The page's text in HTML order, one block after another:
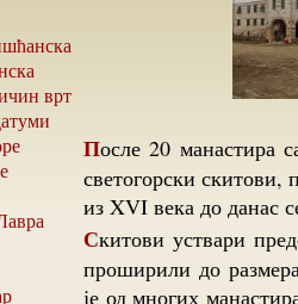
врт
После 20 манастира са својим монашким обитељима, следећи по рангу су
светогорски скитови,
из XVI века до данас
Скитови уствари представљају скуп келија које су се у неким случајевима
проширили до
је од многих